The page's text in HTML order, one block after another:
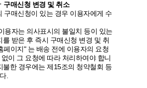
구매신청 변경 및 취소
구매신청이 있는 경우 이용자에게 수
용자는 의사표시의 불일치 등이 있는
받은 후 즉시 구매신청 변경 및 취
페이지" 는 배송 전에 이용자의 요청
이 그 요청에 따라 처리하여야 합니
불한 경우에는 제15조의 청약철회 등
.